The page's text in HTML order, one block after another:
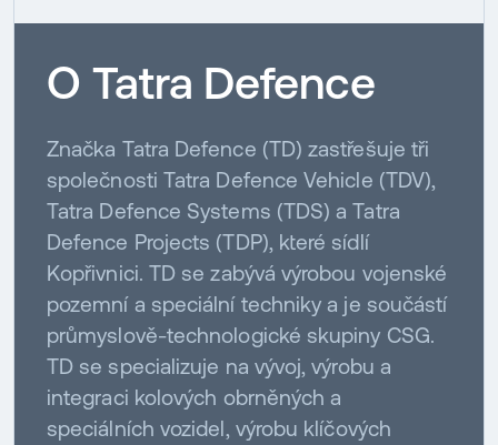
O Tatra Defence
Značka Tatra Defence (TD) zastřešuje tři
společnosti Tatra Defence Vehicle (TDV),
Tatra Defence Systems (TDS) a Tatra
Defence Projects (TDP), které sídlí
Kopřivnici. TD se zabývá výrobou vojenské
pozemní a speciální techniky a je součástí
průmyslově-technologické skupiny CSG.
TD se specializuje na vývoj, výrobu a
integraci kolových obrněných a
speciálních vozidel, výrobu klíčových